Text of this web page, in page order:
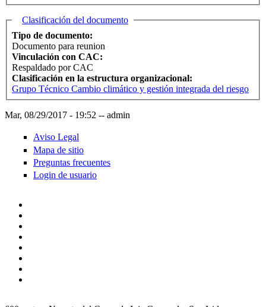
Ocultar
Clasificación del documento
Tipo de documento:
Documento para reunion
Vinculación con CAC:
Respaldado por CAC
Clasificación en la estructura organizacional:
Grupo Técnico Cambio climático y gestión integrada del riesgo
Mar, 08/29/2017 - 19:52 -- admin
Aviso Legal
Mapa de sitio
Preguntas frecuentes
Login de usuario